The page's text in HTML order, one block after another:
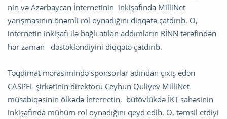
nin və Azərbaycan İnternetinin inkişafında MilliNet
yarışmasının önəmli rol oynadığını diqqətə çatdırıb. O,
internetin inkişafı ilə bağlı atılan addımların RİNN tərəfindən
hər zaman dəstəkləndiyini diqqətə çatdırıb.
Təqdimat mərasimində sponsorlar adından çıxış edən
CASPEL şirkətinin direktoru Ceyhun Quliyev MilliNet
müsabiqəsinin ölkədə İnternetin, bütövlükdə İKT sahəsinin
inkişafında mühüm rol oynadığını qeyd edib. O, təmsil etdiyi